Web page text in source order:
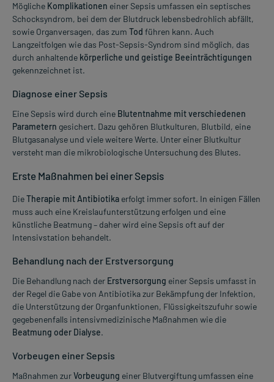
Mögliche Komplikationen einer Sepsis umfassen ein septisches
Schocksyndrom, bei dem der Blutdruck lebensbedrohlich abfällt,
sowie Organversagen, das zum Tod führen kann. Auch
Langzeitfolgen wie das Post-Sepsis-Syndrom sind möglich, das
durch anhaltende körperliche und geistige Beeinträchtigungen
gekennzeichnet ist.
Diagnose einer Sepsis
Eine Sepsis wird durch eine Blutentnahme mit verschiedenen
Parametern gesichert. Dazu gehören Blutkulturen, Blutbild, eine
Blutgasanalyse und viele weitere Werte. Unter einer Blutkultur
versteht man die mikrobiologische Untersuchung des Blutes.
Erste Maßnahmen bei einer Sepsis
DieTherapie mit Antibiotika erfolgt immer sofort. In einigen Fällen
muss auch eine Kreislaufunterstützung erfolgen und eine
künstliche Beatmung – daher wird eine Sepsis oft auf der
Intensivstation behandelt.
Behandlung nach der Erstversorgung
Die Behandlung nach der Erstversorgung einer Sepsis umfasst in
der Regel die Gabe von Antibiotika zur Bekämpfung der Infektion,
die Unterstützung der Organfunktionen, Flüssigkeitszufuhr sowie
gegebenenfalls intensivmedizinische Maßnahmen wie die
Beatmung oder Dialyse.
Vorbeugen einer Sepsis
Maßnahmen zurVorbeugung einer Blutvergiftung umfassen eine